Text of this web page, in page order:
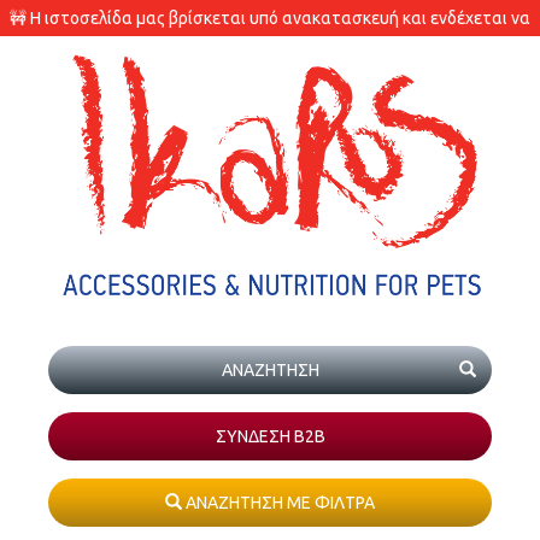
🚧 Η ιστοσελίδα μας βρίσκεται υπό ανακατασκευή και ενδέχεται να
υπάρχουν διαφορές στις διαθεσιμότητες των προϊόντων.
ΣΥΝΔΕΣΗ Β2Β
ΑΝΑΖΗΤΗΣΗ ΜΕ ΦΙΛΤΡΑ